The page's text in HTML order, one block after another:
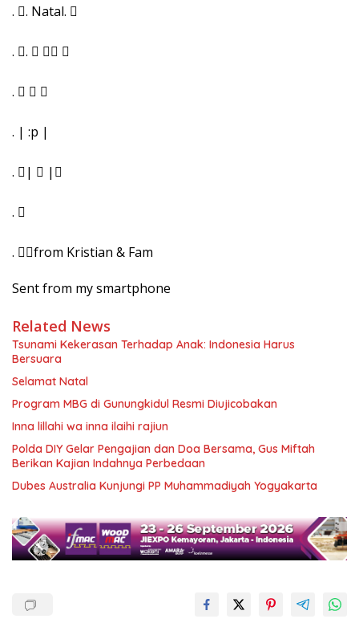
. . Natal. 
. .   
.   
. | :p |
. |  |
. 
. from Kristian & Fam
Sent from my smartphone
Related News
Tsunami Kekerasan Terhadap Anak: Indonesia Harus
Bersuara
Selamat Natal
Program MBG di Gunungkidul Resmi Diujicobakan
Inna lillahi wa inna ilaihi rajiun
Polda DIY Gelar Pengajian dan Doa Bersama, Gus Miftah
Berikan Kajian Indahnya Perbedaan
Dubes Australia Kunjungi PP Muhammadiyah Yogyakarta